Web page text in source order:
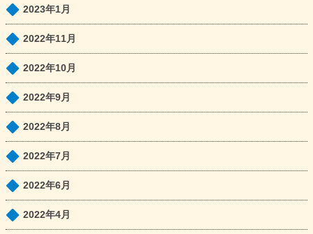
2023年1月
2022年11月
2022年10月
2022年9月
2022年8月
2022年7月
2022年6月
2022年4月